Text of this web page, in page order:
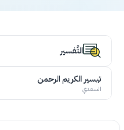
التَّفسير
تيسير الكريم الرحمن
السعدي